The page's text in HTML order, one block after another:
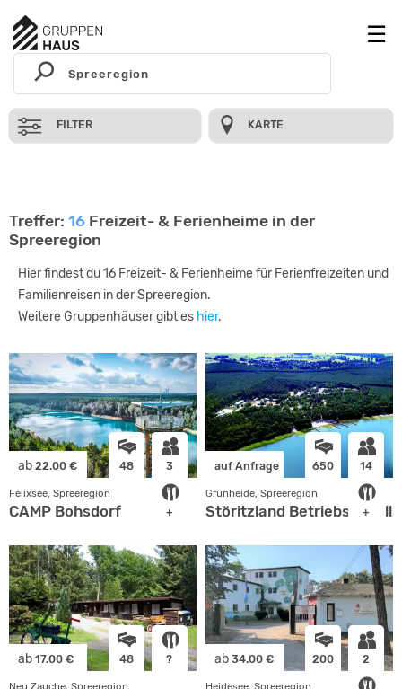
FILTER KARTE
Treffer: 16 Freizeit- & Ferienheime in der
Spreeregion
Hier findest du 16 Freizeit- & Ferienheime für Ferienfreizeiten und
Familienreisen in der Spreeregion.
Weitere Gruppenhäuser gibt es hier.
ab 22.00 € 48 3
+
Felixsee, Spreeregion
CAMP Bohsdorf
auf Anfrage 650 14
+
Grünheide, Spreeregion
Störitzland
ab 17.00 € 48 ?
Neu Zauche, Spreeregion
ab 34.00 € 200 2
Heidesee, Spreeregion